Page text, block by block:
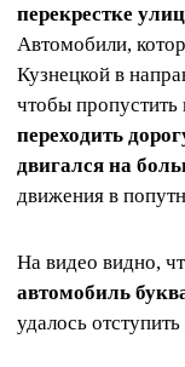
перекрестке
Автомобили,
Кузнецкой в
чтобы
переходить
двигался на
движения в
На видео видно,
автомобиль
удалось